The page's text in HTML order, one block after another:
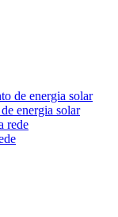
energia solar